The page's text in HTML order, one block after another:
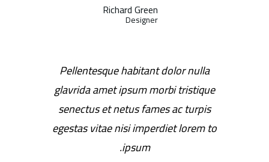
Richard Green
Designer
Pellentesque habitant dolor nulla
glavrida amet ipsum morbi tristique
senectus et netus fames ac turpis
egestas vitae nisi imperdiet lorem to
ipsum.